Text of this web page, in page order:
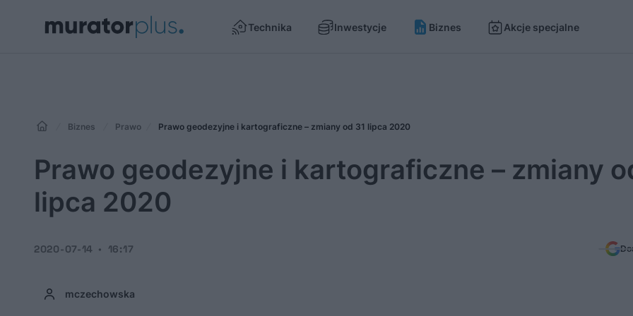
Technika Inwestycje Biznes Akcje specjalne
Biznes Prawo Prawo geodezyjne i kartograficzne – zmiany od 31 lipca 2020
Prawo geodezyjne i kartograficzne – zmiany
lipca 2020
mczechowska
2020-07-14 16:17